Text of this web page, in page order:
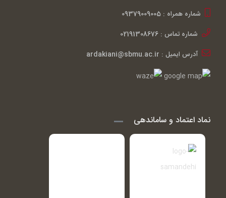
شماره همراه : 09379009005
شماره تماس : 02191308676
آدرس ایمیل : ardakiani@sbmu.ac.ir
نماد اعتماد و ساماندهی